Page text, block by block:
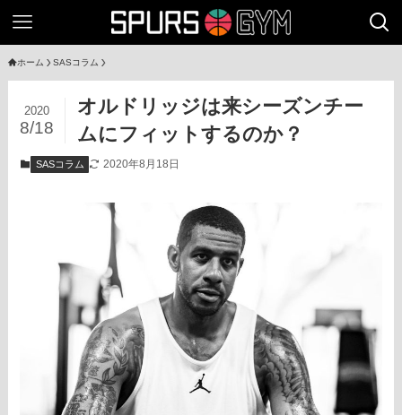
ホーム SASコラム
オルドリッジは来シーズンチー
ムにフィットするのか？
2020
8/18
SASコラム 2020年8月18日